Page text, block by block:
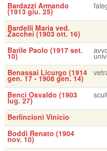
Bardazzi Armando
(1913 giu. 25)
Bardelli Maria ved.
Zacchei (1903 ott. 16)
Barile Paolo (1917 set.
10)
Benassai Licurgo (1914
gen. 17 - 1908 gen. 14)
Benci Osvaldo (1903
lug. 27)
Berlincioni Vinicio
Boddi Renato (1904
nov. 10)